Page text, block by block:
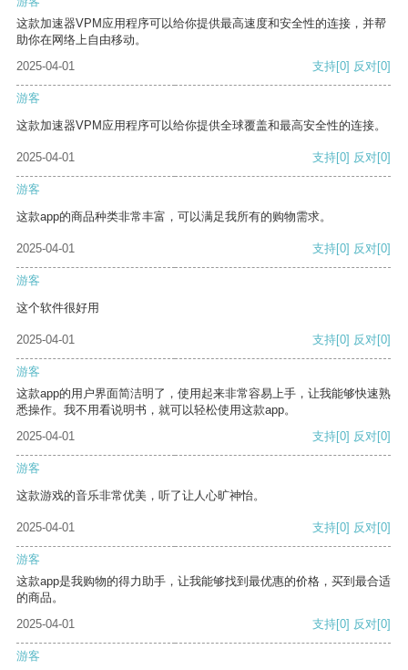
这款加速器VPM应用程序可以给你提供最高速度和安全性的连接，并帮
助你在网络上自由移动。
2025-04-01
支持[0] 反对[0]
游客
这款加速器VPM应用程序可以给你提供全球覆盖和最高安全性的连接。
2025-04-01 支持[0] 反对[0]
游客
这款app的商品种类非常丰富，可以满足我所有的购物需求。
2025-04-01 支持[0] 反对[0]
游客
这个软件很好用
2025-04-01 支持[0] 反对[0]
游客
这款app的用户界面简洁明了，使用起来非常容易上手，让我能够快速熟
悉操作。我不用看说明书，就可以轻松使用这款app。
2025-04-01
支持[0] 反对[0]
游客
这款游戏的音乐非常优美，听了让人心旷神怡。
2025-04-01 支持[0] 反对[0]
游客
这款app是我购物的得力助手，让我能够找到最优惠的价格，买到最合适
的商品。
2025-04-01
支持[0] 反对[0]
游客